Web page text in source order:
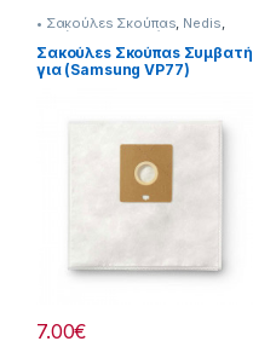
• Σακούλεs Σκούπαs Nedis
Σκούπισμα & Καθάρισμα
Σακούλεs Σκούπαs Συμβατή
για (Samsung VP77)
7.00€